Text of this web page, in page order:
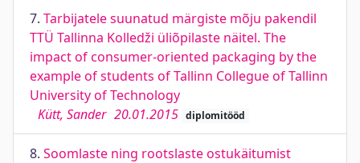
7. Tarbijatele suunatud märgiste mõju pakendil
TTÜ Tallinna Kolledži üliõpilaste näitel. The
impact of consumer-oriented packaging by the
example of students of Tallinn Collegue of Tallinn
University of Technology
Kütt, Sander 20.01.2015 diplomitööd
8. Soomlaste ning rootslaste ostukäitumist